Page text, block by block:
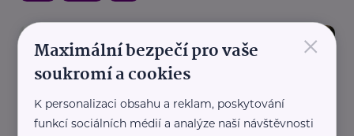
×
Maximální bezpečí pro vaše
soukromí a cookies
K personalizaci obsahu a reklam, poskytování
funkcí sociálních médií a analýze naší návštěvnosti